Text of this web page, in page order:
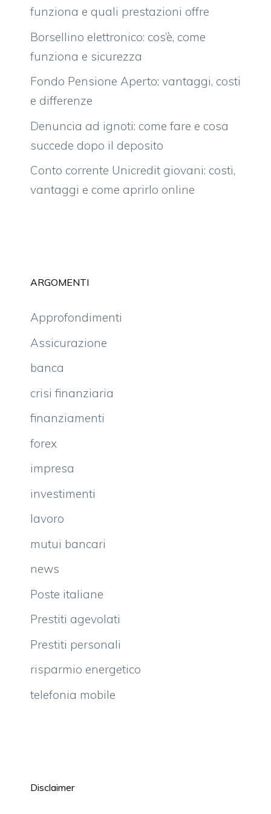
funziona e quali prestazioni offre
Borsellino elettronico: cos’è, come
funziona e sicurezza
Fondo Pensione Aperto: vantaggi, costi
e differenze
Denuncia ad ignoti: come fare e cosa
succede dopo il deposito
Conto corrente Unicredit giovani: costi,
vantaggi e come aprirlo online
ARGOMENTI
Approfondimenti
Assicurazione
banca
crisi finanziaria
finanziamenti
forex
impresa
investimenti
lavoro
mutui bancari
news
Poste italiane
Prestiti agevolati
Prestiti personali
risparmio energetico
telefonia mobile
Disclaimer